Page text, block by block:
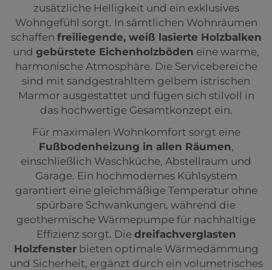
zusätzliche Helligkeit und ein exklusives
Wohngefühl sorgt. In sämtlichen Wohnräumen
schaffen freiliegende, weiß lasierte Holzbalken
und gebürstete Eichenholzböden eine warme,
harmonische Atmosphäre. Die Servicebereiche
sind mit sandgestrahltem gelbem istrischen
Marmor ausgestattet und fügen sich stilvoll in
das hochwertige Gesamtkonzept ein.
Für maximalen Wohnkomfort sorgt eine
Fußbodenheizung in allen Räumen,
einschließlich Waschküche, Abstellraum und
Garage. Ein hochmodernes Kühlsystem
garantiert eine gleichmäßige Temperatur ohne
spürbare Schwankungen, während die
geothermische Wärmepumpe für nachhaltige
Effizienz sorgt. Die dreifachverglasten
Holzfensterbieten optimale Wärmedämmung
und Sicherheit, ergänzt durch ein volumetrisches